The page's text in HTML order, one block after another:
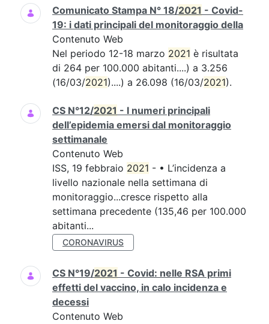
Comunicato Stampa N° 18/2021 - Covid-
19: i dati principali del monitoraggio della
Contenuto Web
Nel periodo 12-18 marzo 2021 è risultata
di 264 per 100.000 abitanti....) a 3.256
(16/03/2021)....) a 26.098 (16/03/2021).
CS N°12/2021 - I numeri principali
dell’epidemia emersi dal monitoraggio
settimanale
Contenuto Web
ISS, 19 febbraio 2021 - • L’incidenza a
livello nazionale nella settimana di
monitoraggio...cresce rispetto alla
settimana precedente (135,46 per 100.000
abitanti...
CORONAVIRUS
CS N°19/2021 - Covid: nelle RSA primi
effetti del vaccino, in calo incidenza e
decessi
Contenuto Web